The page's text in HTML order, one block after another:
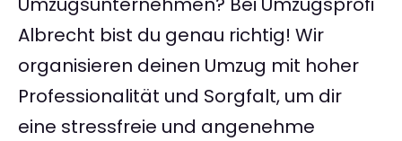
Albrecht bist du genau richtig! Wir
organisieren deinen Umzug mit hoher
Professionalität und Sorgfalt, um dir
eine stressfreie und angenehme